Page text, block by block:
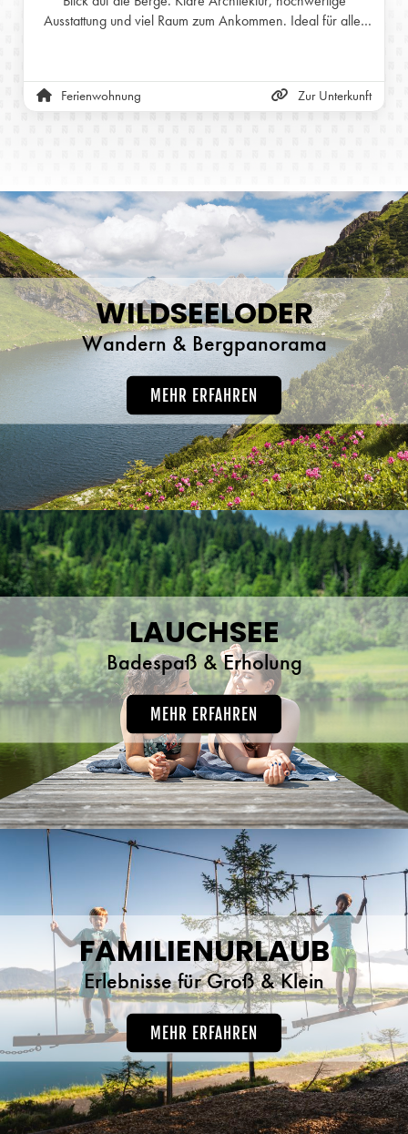
Ausstattung und viel Raum zum Ankommen. Ideal für alle,
Ferienwohnung Zur Unterkunft
WILDSEELODER
Wandern & Bergpanorama
MEHR ERFAHREN
LAUCHSEE
Badespaß & Erholung
MEHR ERFAHREN
FAMILIENURLAUB
Erlebnisse für Groß & Klein
MEHR ERFAHREN